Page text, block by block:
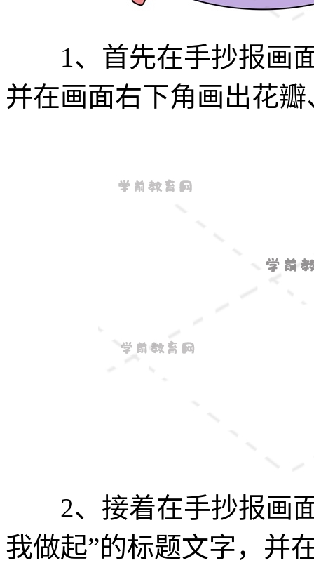
1、首先在手抄报画面
并在画面右下角画出花
2、接着在手抄报画面
我做起”的标题文字，并